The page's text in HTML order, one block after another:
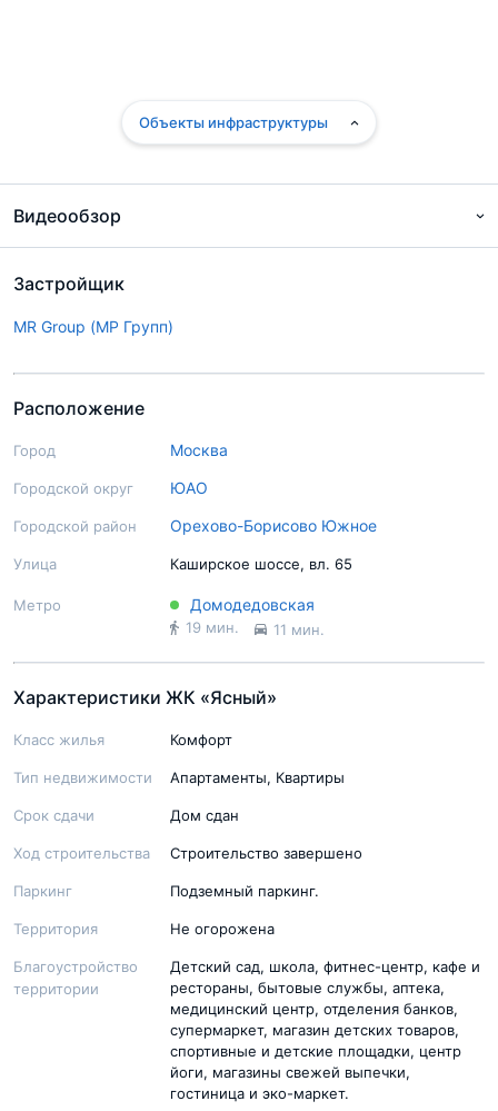
Видеообзор
Подробный экспертный обзор
Застройщик
MR Group (МР Групп)
Расположение
Город Москва
Городской округ ЮАО
Городской район Орехово-Борисово Южное
Улица Каширское шоссе, вл. 65
Метро Домодедовская
19 мин. 11 мин.
Характеристики ЖК «Ясный»
Класс жилья Комфорт
Тип недвижимости Апартаменты, Квартиры
Срок сдачи Дом сдан
Ход строительства Строительство завершено
Паркинг Подземный паркинг.
Территория Не огорожена
Благоустройство
территории
Детский сад, школа, фитнес-центр, кафе и
рестораны, бытовые службы, аптека,
медицинский центр, отделения банков,
супермаркет, магазин детских товаров,
спортивные и детские площадки, центр
йоги, магазины свежей выпечки,
гостиница и эко-маркет.
Объекты инфраструктуры